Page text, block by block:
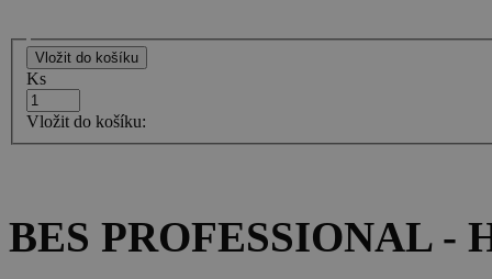
Ks
Vložit do košíku:
BES PROFESSIONAL -